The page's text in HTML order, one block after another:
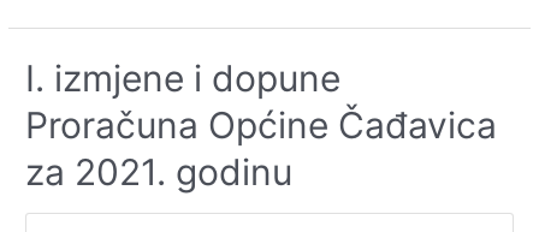
I. izmjene i dopune
Proračuna Općine Čađavica
za 2021. godinu